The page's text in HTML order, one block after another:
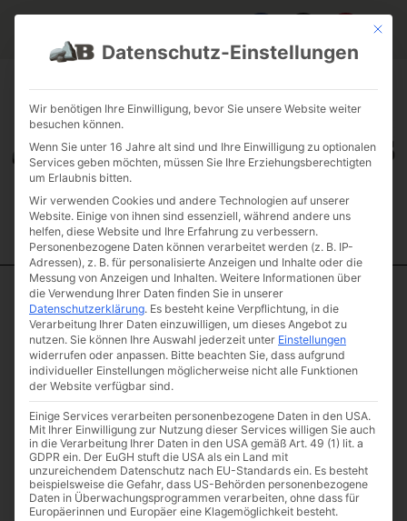
JOBS
FUHRPARK
FAQ Schüttgüter
Schüttgüter
❓ Wofür kann Spielplatzsand außer im
Sandkasten noch verwendet werden?
🧒🪨🌿
Mit
Datenschutz-Einstellungen
Wir benötigen Ihre Einwilligung, bevor Sie unsere Website weiter
besuchen können.
Wenn Sie unter 16 Jahre alt sind und Ihre Einwilligung zu optionalen
Services geben möchten, müssen Sie Ihre Erziehungsberechtigten
um Erlaubnis bitten.
Wir verwenden Cookies und andere Technologien auf unserer
Website. Einige von ihnen sind essenziell, während andere uns
helfen, diese Website und Ihre Erfahrung zu verbessern.
Personenbezogene Daten können verarbeitet werden (z. B. IP-
Adressen), z. B. für personalisierte Anzeigen und Inhalte oder die
Messung von Anzeigen und Inhalten. Weitere Informationen über
die Verwendung Ihrer Daten finden Sie in unserer
Datenschutzerklärung. Es besteht keine Verpflichtung, in die
Verarbeitung Ihrer Daten einzuwilligen, um dieses Angebot zu
nutzen. Sie können Ihre Auswahl jederzeit unter Einstellungen
widerrufen oder anpassen. Bitte beachten Sie, dass aufgrund
individueller Einstellungen möglicherweise nicht alle Funktionen
der Website verfügbar sind.
Einige Services verarbeiten personenbezogene Daten in den USA.
Mit Ihrer Einwilligung zur Nutzung dieser Services willigen Sie auch
in die Verarbeitung Ihrer Daten in den USA gemäß Art. 49 (1) lit. a
GDPR ein. Der EuGH stuft die USA als ein Land mit
unzureichendem Datenschutz nach EU-Standards ein. Es besteht
beispielsweise die Gefahr, dass US-Behörden personenbezogene
Daten in Überwachungsprogrammen verarbeiten, ohne dass für
Europäerinnen und Europäer eine Klagemöglichkeit besteht.